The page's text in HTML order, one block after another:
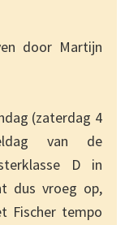
door Martijn
(zaterdag 4
van de
D in
dus vroeg op,
Fischer tempo